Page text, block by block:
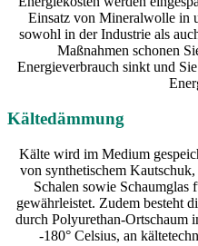
Einsatz von Mineralwolle in
sowohl in der Industrie als
Maßnahmen schonen
Energieverbrauch sinkt und
Kältedämmung
Kälte wird im Medium
von synthetischem
Schalen sowie Schaumglas
gewährleistet. Zudem besteht
durch Polyurethan-Ortschaum
-180° Celsius, an